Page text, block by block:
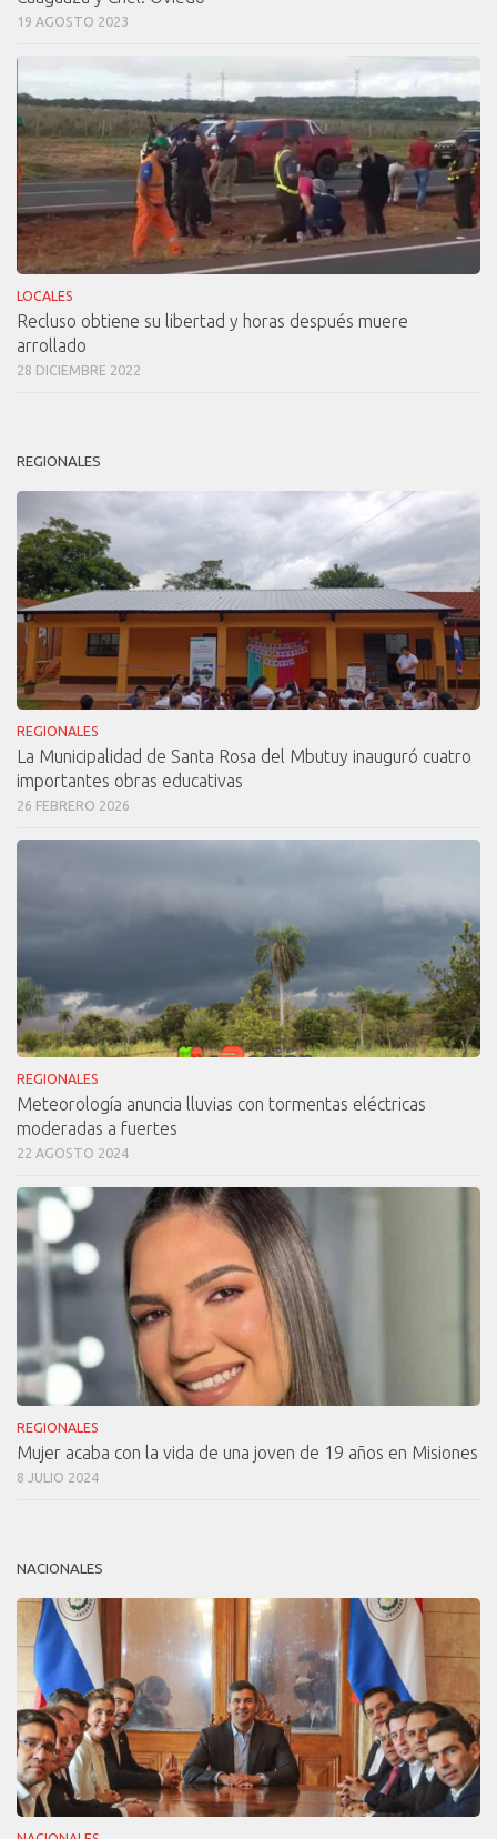
19 AGOSTO 2023
LOCALES
Recluso obtiene su libertad y horas después muere
arrollado
28 DICIEMBRE 2022
REGIONALES
REGIONALES
La Municipalidad de Santa Rosa del Mbutuy inauguró cuatro
importantes obras educativas
26 FEBRERO 2026
REGIONALES
Meteorología anuncia lluvias con tormentas eléctricas
moderadas a fuertes
22 AGOSTO 2024
REGIONALES
Mujer acaba con la vida de una joven de 19 años en Misiones
8 JULIO 2024
NACIONALES